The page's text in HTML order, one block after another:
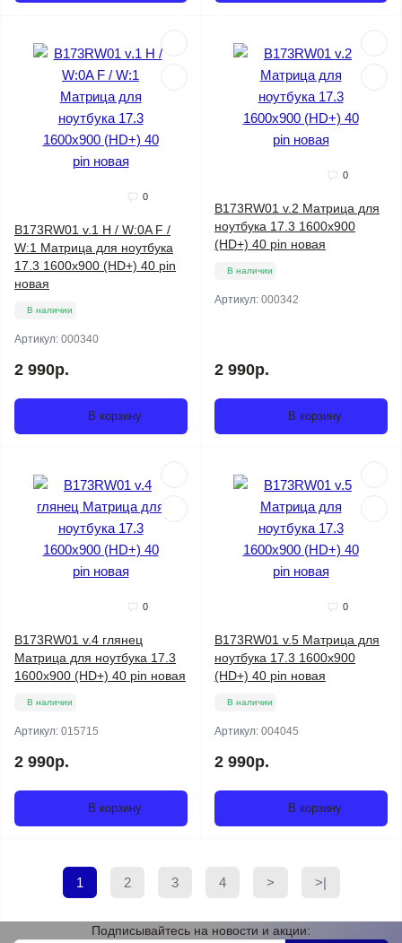
0
B173RW01 v.1 H / W:0A F /
W:1 Матрица для ноутбука
17.3 1600x900 (HD+) 40 pin
новая
В наличии
Артикул: 000340
2 990р.
В корзину
0
B173RW01 v.2 Матрица для
ноутбука 17.3 1600x900
(HD+) 40 pin новая
В наличии
Артикул: 000342
2 990р.
В корзину
0
B173RW01 v.4 глянец
Матрица для ноутбука 17.3
1600x900 (HD+) 40 pin новая
В наличии
Артикул: 015715
2 990р.
В корзину
0
B173RW01 v.5 Матрица для
ноутбука 17.3 1600x900
(HD+) 40 pin новая
В наличии
Артикул: 004045
2 990р.
В корзину
1 2 3 4 > >|
Подписывайтесь на новости и акции: